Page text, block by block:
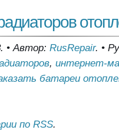
•Автор: RusRepair. •
, интернет-
батареи
по RSS.